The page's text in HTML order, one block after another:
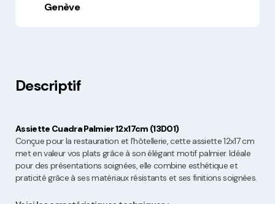
Genève
Descriptif
Assiette Cuadra Palmier 12x17cm (13D01)
Conçue pour la restauration et l'hôtellerie, cette assiette 12x17 cm
met en valeur vos plats grâce à son élégant motif palmier. Idéale
pour des présentations soignées, elle combine esthétique et
praticité grâce à ses matériaux résistants et ses finitions soignées.